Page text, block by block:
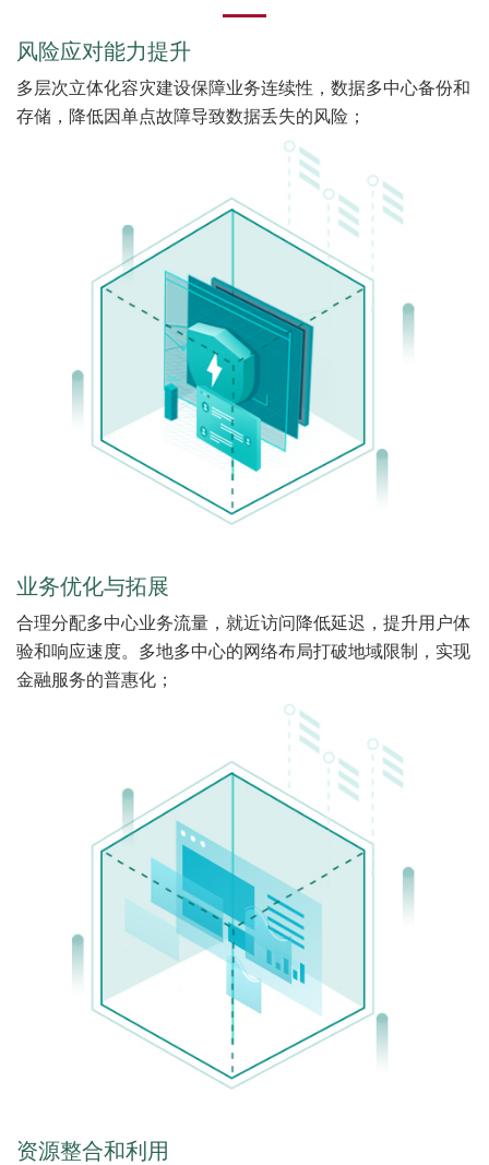
风险应对能力提升
多层次立体化容灾建设保障业务连续性，数据多中心备份和
存储，降低因单点故障导致数据丢失的风险；
业务优化与拓展
合理分配多中心业务流量，就近访问降低延迟，提升用户体
验和响应速度。多地多中心的网络布局打破地域限制，实现
金融服务的普惠化；
资源整合和利用